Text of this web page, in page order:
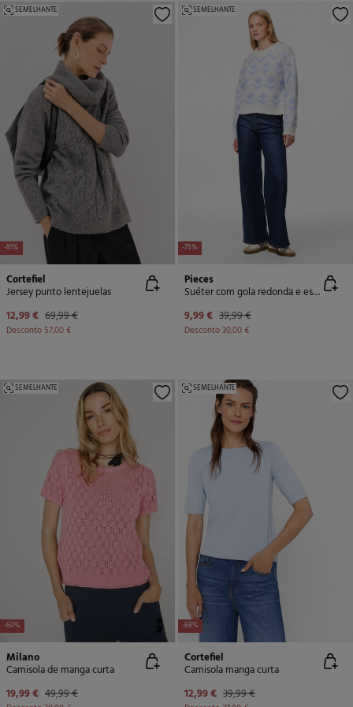
-81%
SEMELHANTE
Cortefiel
Jersey punto lentejuelas
12,99 € 69,99 €
Desconto 57,00 €
-75%
SEMELHANTE
Pieces
Suéter com gola redonda e estampado floral
9,99 € 39,99 €
Desconto30,00 €
-60% NEW
SEMELHANTE
Milano
Camisola de manga curta
19,99 € 49,99 €
-68%
SEMELHANTE
Cortefiel
Camisola manga curta
12,99 € 39,99 €